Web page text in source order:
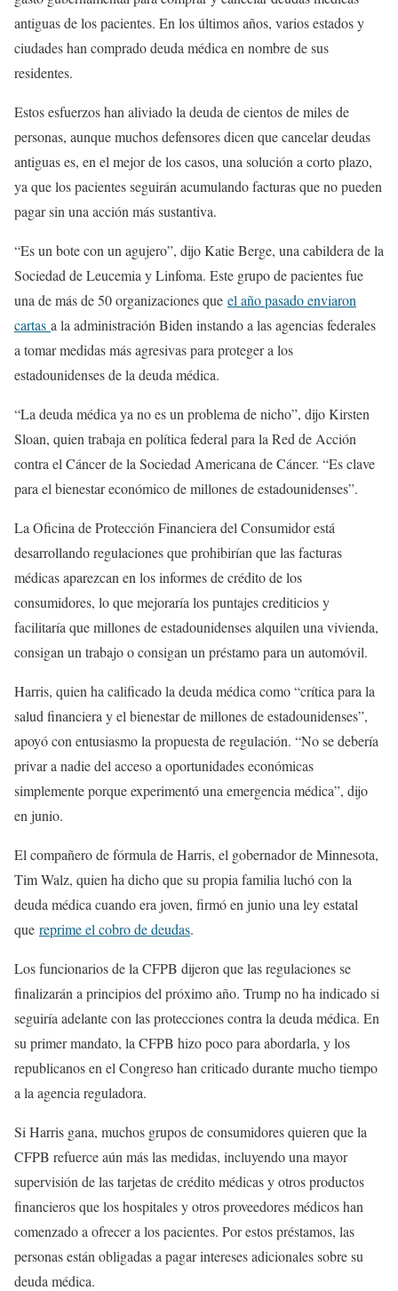
antiguas de los pacientes. En los últimos años, varios estados y
ciudades han comprado deuda médica en nombre de sus
residentes.
Estos esfuerzos han aliviado la deuda de cientos de miles de
personas, aunque muchos defensores dicen que cancelar deudas
antiguas es, en el mejor de los casos, una solución a corto plazo,
ya que los pacientes seguirán acumulando facturas que no pueden
pagar sin una acción más sustantiva.
“Es un bote con un agujero”, dijo Katie Berge, una cabildera de la
Sociedad de Leucemia y Linfoma. Este grupo de pacientes fue
una de más de 50 organizaciones que el año pasado enviaron
cartas a la administración Biden instando a las agencias federales
a tomar medidas más agresivas para proteger a los
estadounidenses de la deuda médica.
“La deuda médica ya no es un problema de nicho”, dijo Kirsten
Sloan, quien trabaja en política federal para la Red de Acción
contra el Cáncer de la Sociedad Americana de Cáncer. “Es clave
para el bienestar económico de millones de estadounidenses”.
La Oficina de Protección Financiera del Consumidor está
desarrollando regulaciones que prohibirían que las facturas
médicas aparezcan en los informes de crédito de los
consumidores, lo que mejoraría los puntajes crediticios y
facilitaría que millones de estadounidenses alquilen una vivienda,
consigan un trabajo o consigan un préstamo para un automóvil.
Harris, quien ha calificado la deuda médica como “crítica para la
salud financiera y el bienestar de millones de estadounidenses”,
apoyó con entusiasmo la propuesta de regulación. “No se debería
privar a nadie del acceso a oportunidades económicas
simplemente porque experimentó una emergencia médica”, dijo
en junio.
El compañero de fórmula de Harris, el gobernador de Minnesota,
Tim Walz, quien ha dicho que su propia familia luchó con la
deuda médica cuando era joven, firmó en junio una ley estatal
que reprime el cobro de deudas.
Los funcionarios de la CFPB dijeron que las regulaciones se
finalizarán a principios del próximo año. Trump no ha indicado si
seguiría adelante con las protecciones contra la deuda médica. En
su primer mandato, la CFPB hizo poco para abordarla, y los
republicanos en el Congreso han criticado durante mucho tiempo
a la agencia reguladora.
Si Harris gana, muchos grupos de consumidores quieren que la
CFPB refuerce aún más las medidas, incluyendo una mayor
supervisión de las tarjetas de crédito médicas y otros productos
financieros que los hospitales y otros proveedores médicos han
comenzado a ofrecer a los pacientes. Por estos préstamos, las
personas están obligadas a pagar intereses adicionales sobre su
deuda médica.